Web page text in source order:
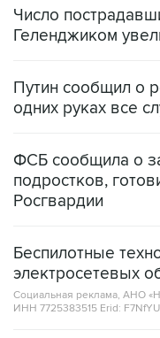
Число
Геленджиком
Путин сообщил о
одних руках все
ФСБ сообщила о
подростков,
Росгвардии
Беспилотные
электросетевых
Социальная реклама, АНО
ИНН 7725383515 Erid: